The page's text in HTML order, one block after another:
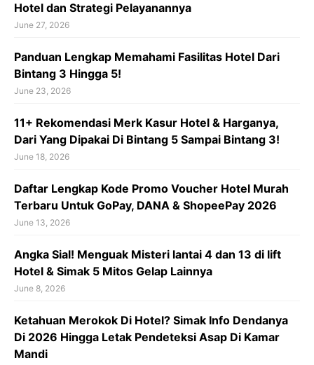
Hotel dan Strategi Pelayanannya
June 27, 2026
Panduan Lengkap Memahami Fasilitas Hotel Dari
Bintang 3 Hingga 5!
June 23, 2026
11+ Rekomendasi Merk Kasur Hotel & Harganya,
Dari Yang Dipakai Di Bintang 5 Sampai Bintang 3!
June 18, 2026
Daftar Lengkap Kode Promo Voucher Hotel Murah
Terbaru Untuk GoPay, DANA & ShopeePay 2026
June 13, 2026
Angka Sial! Menguak Misteri lantai 4 dan 13 di lift
Hotel & Simak 5 Mitos Gelap Lainnya
June 8, 2026
Ketahuan Merokok Di Hotel? Simak Info Dendanya
Di 2026 Hingga Letak Pendeteksi Asap Di Kamar
Mandi